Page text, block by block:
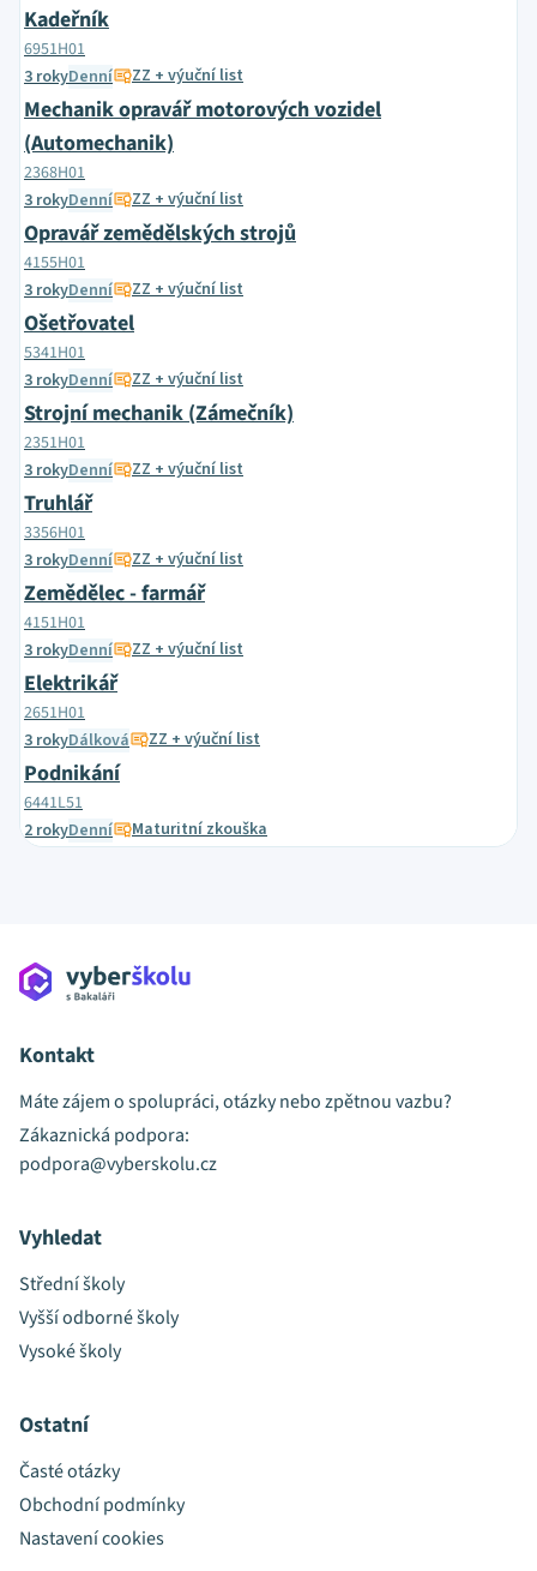
Kadeřník
6951H01
3 rokyDenní ZZ + výuční list
Mechanik opravář motorových vozidel
(Automechanik)
2368H01
3 rokyDenní ZZ + výuční list
Opravář zemědělských strojů
4155H01
3 rokyDenní ZZ + výuční list
Ošetřovatel
5341H01
3 rokyDenní ZZ + výuční list
Strojní mechanik (Zámečník)
2351H01
3 rokyDenní ZZ + výuční list
Truhlář
3356H01
3 rokyDenní ZZ + výuční list
Zemědělec - farmář
4151H01
3 rokyDenní ZZ + výuční list
Elektrikář
2651H01
3 rokyDálková ZZ + výuční list
Podnikání
6441L51
2 rokyDenní Maturitní zkouška
Kontakt
Máte zájem o spolupráci, otázky nebo zpětnou vazbu?
Zákaznická podpora:
podpora@vyberskolu.cz
Vyhledat
Střední školy
Vyšší odborné školy
Vysoké školy
Ostatní
Časté otázky
Obchodní podmínky
Nastavení cookies